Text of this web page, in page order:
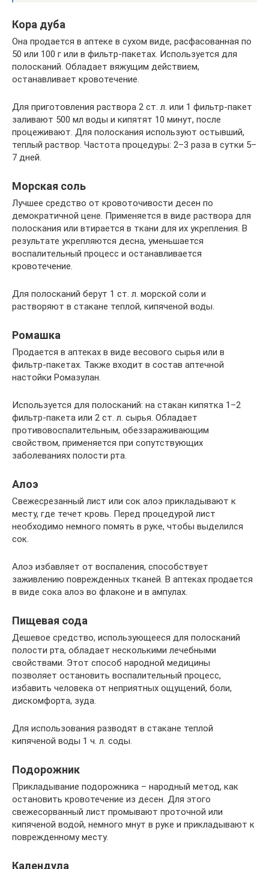
Кора дуба
Она продается в аптеке в сухом виде, расфасованная по
50 или 100 г или в фильтр-пакетах. Используется для
полосканий. Обладает вяжущим действием,
останавливает кровотечение.
Для приготовления раствора 2 ст. л. или 1 фильтр-пакет
заливают 500 мл воды и кипятят 10 минут, после
процеживают. Для полоскания используют остывший,
теплый раствор. Частота процедуры: 2–3 раза в сутки 5–
7 дней.
Морская соль
Лучшее средство от кровоточивости десен по
демократичной цене. Применяется в виде раствора для
полоскания или втирается в ткани для их укрепления. В
результате укрепляются десна, уменьшается
воспалительный процесс и останавливается
кровотечение.
Для полосканий берут 1 ст. л. морской соли и
растворяют в стакане теплой, кипяченой воды.
Ромашка
Продается в аптеках в виде весового сырья или в
фильтр-пакетах. Также входит в состав аптечной
настойки Ромазулан.
Используется для полосканий: на стакан кипятка 1–2
фильтр-пакета или 2 ст. л. сырья. Обладает
противовоспалительным, обеззараживающим
свойством, применяется при сопутствующих
заболеваниях полости рта.
Алоэ
Свежесрезанный лист или сок алоэ прикладывают к
месту, где течет кровь. Перед процедурой лист
необходимо немного помять в руке, чтобы выделился
сок.
Алоэ избавляет от воспаления, способствует
заживлению поврежденных тканей. В аптеках продается
в виде сока алоэ во флаконе и в ампулах.
Пищевая сода
Дешевое средство, использующееся для полосканий
полости рта, обладает несколькими лечебными
свойствами. Этот способ народной медицины
позволяет остановить воспалительный процесс,
избавить человека от неприятных ощущений, боли,
дискомфорта, зуда.
Для использования разводят в стакане теплой
кипяченой воды 1 ч. л. соды.
Подорожник
Прикладывание подорожника – народный метод, как
остановить кровотечение из десен. Для этого
свежесорванный лист промывают проточной или
кипяченой водой, немного мнут в руке и прикладывают к
поврежденному месту.
Календула